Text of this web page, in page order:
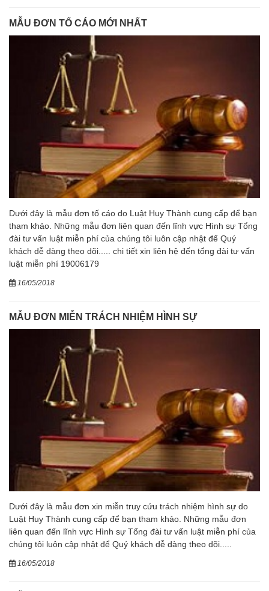
MẪU ĐƠN TỐ CÁO MỚI NHẤT
Dưới đây là mẫu đơn tố cáo do Luật Huy Thành cung cấp để bạn
tham khảo. Những mẫu đơn liên quan đến lĩnh vực Hình sự Tổng
đài tư vấn luật miễn phí của chúng tôi luôn cập nhật để Quý
khách dễ dàng theo dõi..... chi tiết xin liên hệ đến tổng đài tư vấn
luật miễn phí 19006179
16/05/2018
MẪU ĐƠN MIỄN TRÁCH NHIỆM HÌNH SỰ
Dưới đây là mẫu đơn xin miễn truy cứu trách nhiệm hình sự do
Luật Huy Thành cung cấp để bạn tham khảo. Những mẫu đơn
liên quan đến lĩnh vực Hình sự Tổng đài tư vấn luật miễn phí của
chúng tôi luôn cập nhật để Quý khách dễ dàng theo dõi.....
16/05/2018